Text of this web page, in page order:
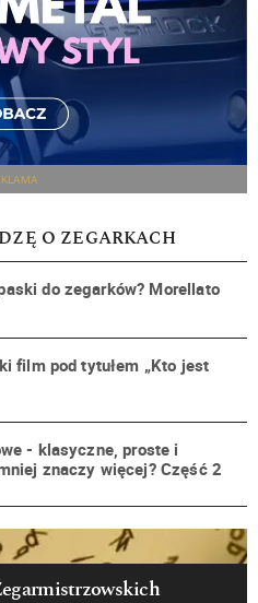
O ZEGARKACH
do zegarków? Morellato
film pod tytułem „Kto jest
- klasyczne, proste i
znaczy więcej? Część 2